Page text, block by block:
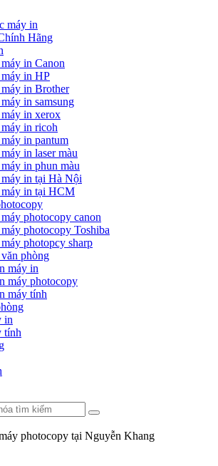
máy in
Hãng
in Canon
in HP
in Brother
in samsung
in xerox
in ricoh
in pantum
in laser màu
in phun màu
in tại Hà Nội
in tại HCM
photocopy canon
photocopy Toshiba
photopcy sharp
phòng
máy in
máy photocopy
máy tính
in
tính
photocopy tại Nguyễn Khang